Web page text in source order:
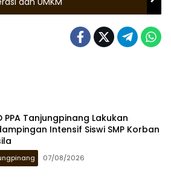
PPA Tanjungpinang Lakukan
Intensif Siswi SMP Korban
07/08/2026